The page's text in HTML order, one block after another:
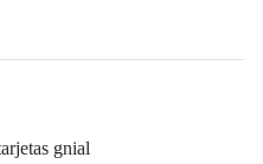
gnial